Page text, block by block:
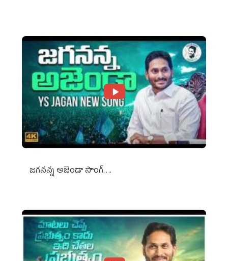
జగనన్న అజెండా సాంగ్….